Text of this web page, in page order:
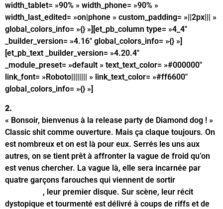
width_tablet= »90% » width_phone= »90% »
width_last_edited= »on|phone » custom_padding= »||2px||| »
global_colors_info= »{} »][et_pb_column type= »4_4″
_builder_version= »4.16″ global_colors_info= »{} »]
[et_pb_text _builder_version= »4.20.4″
_module_preset= »default » text_text_color= »#000000″
link_font= »Roboto|||||||| » link_text_color= »#ff6600″
global_colors_info= »{} »]
2.
« Bonsoir, bienvenus à la release party de Diamond dog ! »
Classic shit comme ouverture. Mais ça claque toujours. On
est nombreux et on est là pour eux. Serrés les uns aux
autres, on se tient prêt à affronter la vague de froid qu’on
est venus chercher. La vague là, elle sera incarnée par
quatre garçons farouches qui viennent de sortir
, leur premier disque. Sur scène, leur récit
dystopique et tourmenté est délivré à coups de riffs et de